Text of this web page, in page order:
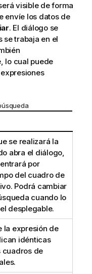
visible de forma
envíe los datos de
. El diálogo se
se trabaja en el
lo cual puede
se realizará la
abra el diálogo,
por
del cuadro de
Podrá cambiar
cuando lo
desplegable.
la expresión de
idénticas
cuadros de